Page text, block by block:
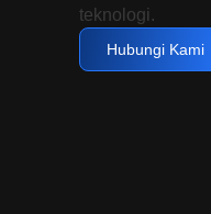
teknologi.
Hubungi Kami